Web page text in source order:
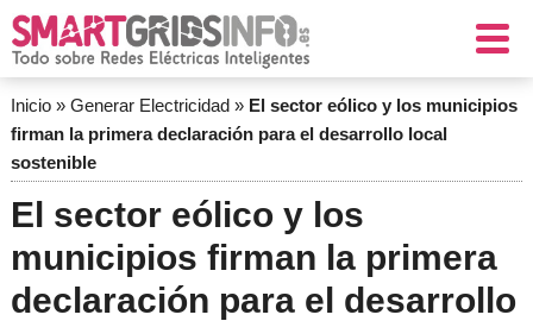
Inicio» Generar Electricidad» El sector eólico y los municipios
firman la primera declaración para el desarrollo local
sostenible
El sector eólico y los
municipios firman la primera
declaración para el desarrollo